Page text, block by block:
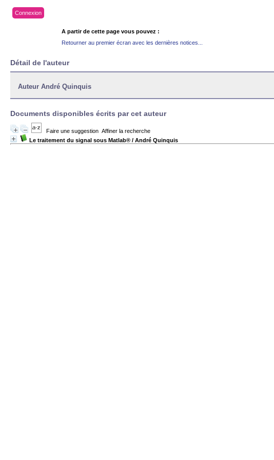
Connexion
A partir de cette page vous pouvez :
Retourner au premier écran avec les dernières notices...
Détail de l'auteur
Auteur André Quinquis
Documents disponibles écrits par cet auteur
Faire une suggestion Affiner la recherche
Le traitement du signal sous Matlab® / André Quinquis